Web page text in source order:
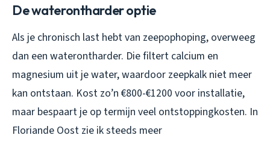
De waterontharder optie
Als je chronisch last hebt van zeepophoping, overweeg
dan een waterontharder. Die filtert calcium en
magnesium uit je water, waardoor zeepkalk niet meer
kan ontstaan. Kost zo’n €800-€1200 voor installatie,
maar bespaart je op termijn veel ontstoppingkosten. In
Floriande Oost zie ik steeds meer